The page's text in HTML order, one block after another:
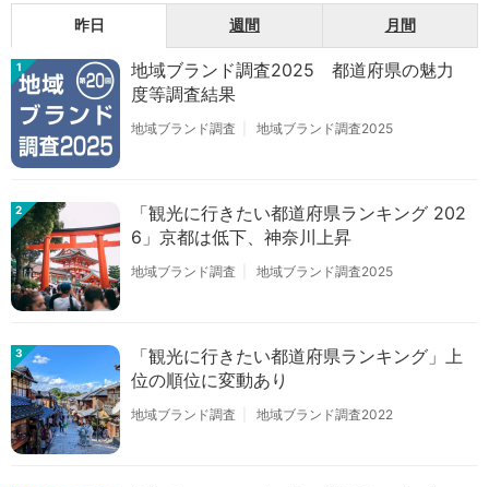
昨日 週間 月間
1
地域ブランド調査2025 都道府県の魅力
度等調査結果
地域ブランド調査 地域ブランド調査2025
2
「観光に行きたい都道府県ランキング 202
6」京都は低下、神奈川上昇
地域ブランド調査 地域ブランド調査2025
3
「観光に行きたい都道府県ランキング」上
位の順位に変動あり
地域ブランド調査 地域ブランド調査2022